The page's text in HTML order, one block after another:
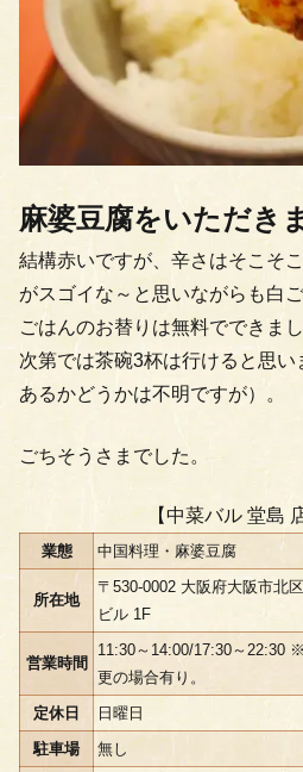
麻婆豆腐をいただき
結構赤いですが、辛さはそこそ
がスゴイな～と思いながらも白
ごはんのお替りは無料でできま
次第では茶碗3杯は行けると思
あるかどうかは不明ですが）。
ごちそうさまでした。
【中菜バル 堂島
業態 中国料理・麻婆豆腐
所在地
〒530-0002 大阪府大阪市北
ビル 1F
営業時間
11:30～14:00/17:30～22:30
更の場合有り。
定休日
日曜日
駐車場
無し